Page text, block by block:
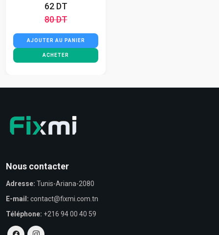
62 DT
80 DT
AJOUTER AU PANIER
ACHETER
Nous contacter
Adresse: Tunis-Ariana-2080
E-mail: contact@fixmi.com.tn
Téléphone: +216 94 00 40 59